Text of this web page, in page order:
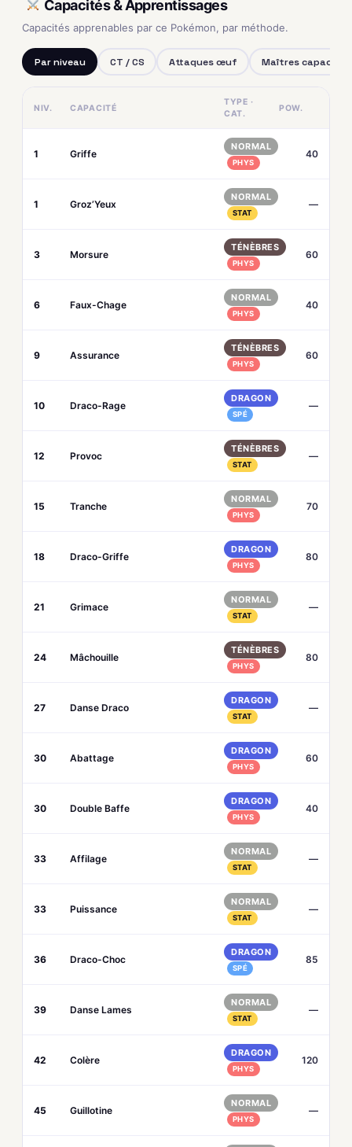
Capacités & Apprentissages
Capacités apprenables par ce Pokémon, par méthode.
Par niveau CT / CS Attaques œuf Maîtres capacités
NIV. CAPACITÉ
TYPE ·
CAT.
POW.
1 Griffe
NORMAL
PHYS
40
1 Groz’Yeux
NORMAL
STAT
—
3 Morsure
TÉNÈBRES
PHYS
60
6 Faux-Chage
NORMAL
PHYS
40
9 Assurance
TÉNÈBRES
PHYS
60
10 Draco-Rage
DRAGON
SPÉ
—
12 Provoc
TÉNÈBRES
STAT
—
15 Tranche
NORMAL
PHYS
70
18 Draco-Griffe
DRAGON
PHYS
80
21 Grimace
NORMAL
STAT
—
24 Mâchouille
TÉNÈBRES
PHYS
80
27 Danse Draco
DRAGON
STAT
—
30 Abattage
DRAGON
PHYS
60
30 Double Baffe
DRAGON
PHYS
40
33 Affilage
NORMAL
STAT
—
33 Puissance
NORMAL
STAT
—
36 Draco-Choc
DRAGON
SPÉ
85
39 Danse Lames
NORMAL
STAT
—
42 Colère
DRAGON
PHYS
120
45 Guillotine
NORMAL
PHYS
—